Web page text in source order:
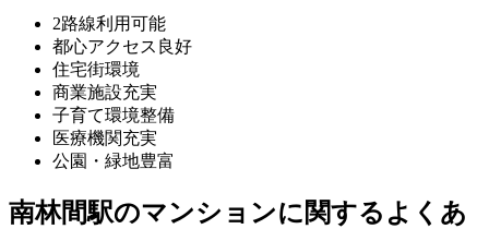
2路線利用可能
都心アクセス良好
住宅街環境
商業施設充実
子育て環境整備
医療機関充実
公園・緑地豊富
南林間駅のマンションに関するよくあ